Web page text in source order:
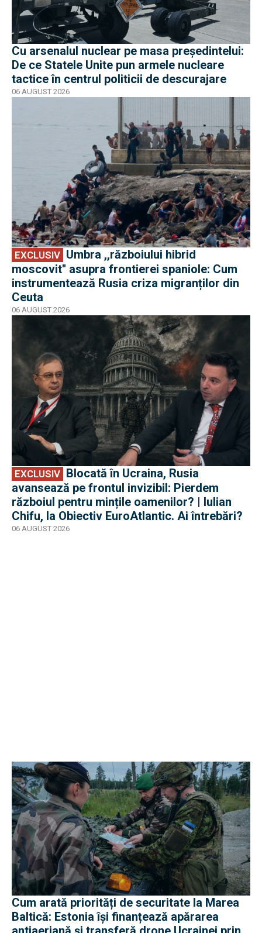
Cu arsenalul nuclear pe masa preşedintelui:
De ce Statele Unite pun armele nucleare
tactice în centrul politicii de descurajare
06 AUGUST 2026
EXCLUSIV
moscovit'' asupra frontierei spaniole: Cum
instrumentează Rusia criza migranților din
Ceuta
06 AUGUST 2026
EXCLUSIV
avansează pe frontul invizibil: Pierdem
războiul pentru mințile oamenilor? | Iulian
Chifu, la Obiectiv EuroAtlantic. Ai întrebări?
06 AUGUST 2026
Cum arată priorități de securitate la Marea
Baltică: Estonia își finanțează apărarea